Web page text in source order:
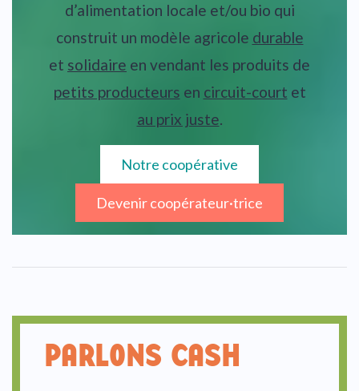
d’alimentation locale et/ou bio qui
construit un modèle agricole durable
et solidaire en vendant les produits de
petits producteurs en circuit-court et
au prix juste.
Notre coopérative
Devenir coopérateur·trice
PARLONS CASH